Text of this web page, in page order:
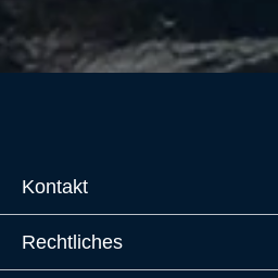
Kontakt
Rechtliches